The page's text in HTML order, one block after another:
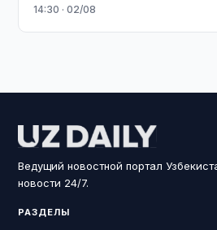
14:30 · 02/08
Ведущий новостной портал
новости 24/7.
РАЗДЕЛЫ